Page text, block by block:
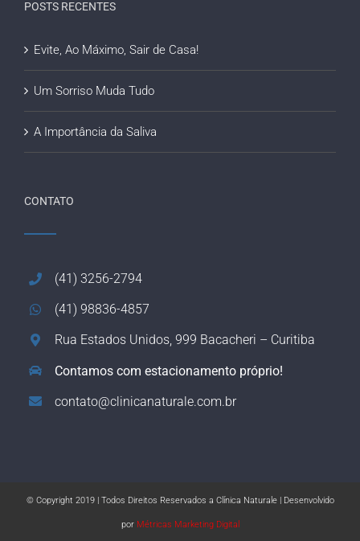
POSTS RECENTES
Evite, Ao Máximo, Sair de Casa!
Um Sorriso Muda Tudo
A Importância da Saliva
CONTATO
(41) 3256-2794
(41) 98836-4857
Rua Estados Unidos, 999 Bacacheri – Curitiba
Contamos com estacionamento próprio!
contato@clinicanaturale.com.br
© Copyright 2019 | Todos Direitos Reservados a Clínica Naturale | Desenvolvido
por Métricas Marketing Digital